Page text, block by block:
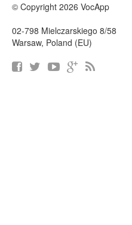
© Copyright 2026 VocApp
02-798 Mielczarskiego 8/58
Warsaw, Poland (EU)